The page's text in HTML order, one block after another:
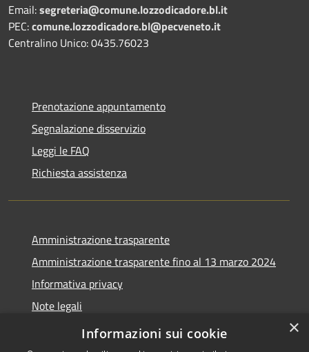
Email:segreteria@comune.lozzodicadore.bl.it
PEC:comune.lozzodicadore.bl@pecveneto.it
Centralino Unico: 0435.76023
Prenotazione appuntamento
Segnalazione disservizio
Leggi le FAQ
Richiesta assistenza
Amministrazione trasparente
Amministrazione trasparente fino al 13 marzo 2024
Informativa privacy
Note legali
Dichiarazione di accessibilità
×
Informazioni sui cookie